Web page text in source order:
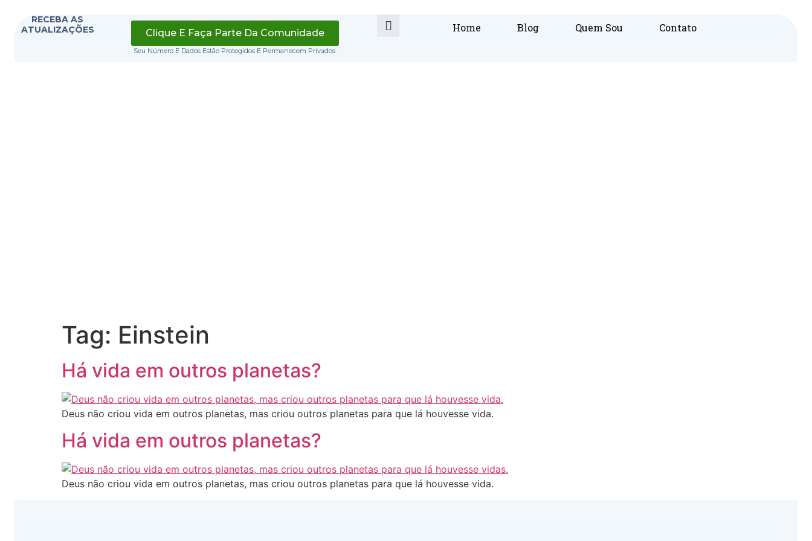
RECEBA AS
ATUALIZAÇÕES
Clique E Faça Parte Da Comunidade
Seu Número E Dados Estão Protegidos E Permanecem Privados.
Home Blog Quem Sou Contato
Tag: Einstein
Há vida em outros planetas?
Deus não criou vida em outros planetas, mas criou outros planetas para que lá houvesse vida.
Há vida em outros planetas?
Deus não criou vida em outros planetas, mas criou outros planetas para que lá houvesse vida.